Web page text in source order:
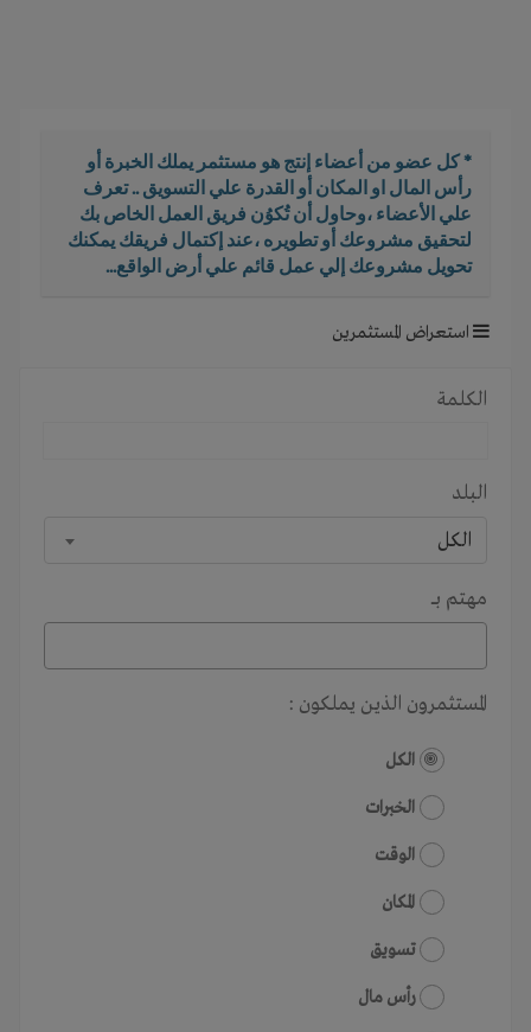
* كل عضو من أعضاء إنتج هو مستثمر يملك الخبرة أو
رأس المال او المكان أو القدرة علي التسويق .. تعرف
علي الأعضاء ،وحاول أن تُكوُن فريق العمل الخاص بك
لتحقيق مشروعك أو تطويره ،عند إكتمال فريقك يمكنك
تحويل مشروعك إلي عمل قائم علي أرض الواقع...
استعراض المستثمرين
الكلمة
البلد
الكل
مهتم بـــ
المستثمرون الذين يملكون :
الكل
الخبرات
الوقت
المكان
تسويق
رأس مال